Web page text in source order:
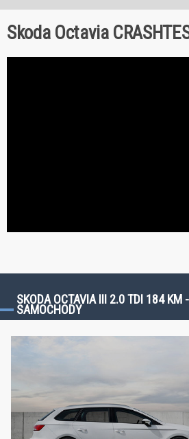
Skoda Octavia
SKODA OCTAVIA III 2.0 TDI 184 KM
SAMOCHODY